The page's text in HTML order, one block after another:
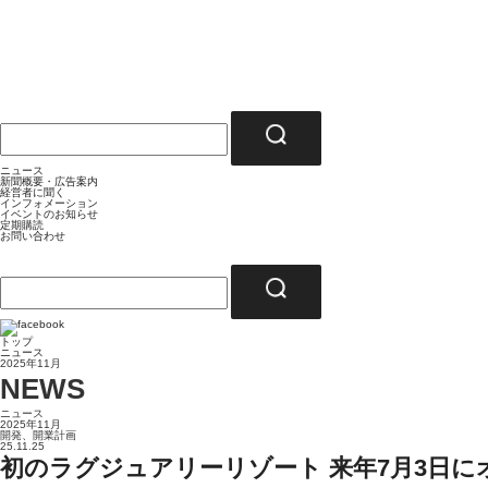
ニュース
新聞概要・広告案内
経営者に聞く
インフォメーション
イベントのお知らせ
定期購読
お問い合わせ
トップ
ニュース
2025年11月
NEWS
ニュース
2025年11月
開発、開業計画
25.11.25
初のラグジュアリーリゾート 来年7月3日に